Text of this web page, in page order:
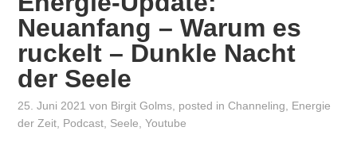
Neuanfang – Warum es
ruckelt – Dunkle Nacht
der Seele
25. Juni 2021 von Birgit Golms , posted inChanneling
Energie
der Zeit Podcast Seele ,Youtube